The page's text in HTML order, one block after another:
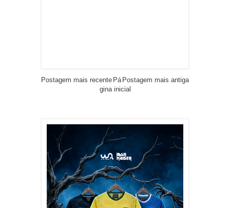
Postagem mais recente Postagem mais antiga
Pá
gina inicial